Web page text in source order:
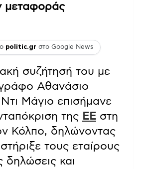
μεταφοράς
politic.gr στο Google News
συζήτησή του με
Αθανάσιο
Ντι Μάγιο επισήμανε
της ΕΕ στη
Κόλπο, δηλώνοντας
τους εταίρους
δηλώσεις και